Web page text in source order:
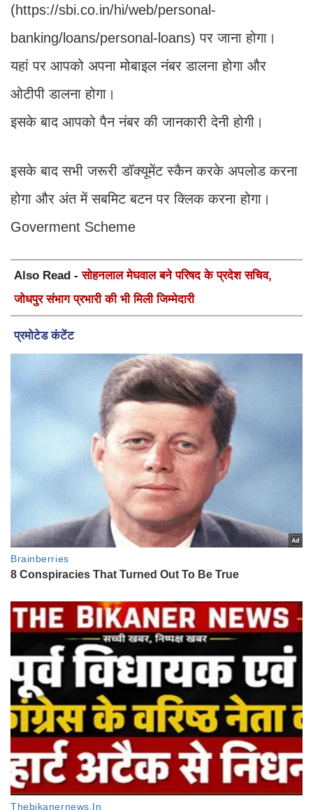
(https://sbi.co.in/hi/web/personal-
banking/loans/personal-loans) पर जाना होगा।
यहां पर आपको अपना मोबाइल नंबर डालना होगा और
ओटीपी डालना होगा।
इसके बाद आपको पैन नंबर की जानकारी देनी होगी।
इसके बाद सभी जरूरी डॉक्यूमेंट स्कैन करके अपलोड करना
होगा और अंत में सबमिट बटन पर क्लिक करना होगा।
Goverment Scheme
Also Read -सोहनलाल मेघवाल बने परिषद के प्रदेश सचिव,
जोधपुर संभाग प्रभारी की भी मिली जिम्मेदारी